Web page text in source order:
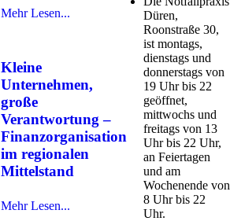
Mehr Lesen...
Kleine
Unternehmen,
große
Verantwortung –
Finanzorganisation
im regionalen
Mittelstand
Mehr Lesen...
Düren,
Roonstraße 30,
ist montags,
dienstags und
donnerstags von
19 Uhr bis 22
geöffnet,
mittwochs und
freitags von 13
Uhr bis 22 Uhr,
an Feiertagen
und am
Wochenende von
8 Uhr bis 22
Uhr.